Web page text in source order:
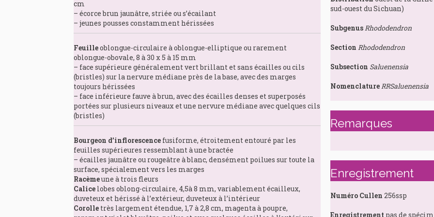
cm
– écorce brun jaunâtre, striée ou s’écailant
– jeunes pousses constamment hérissées
Feuilleoblongue-circulaire à oblongue-elliptique ou rarement
oblongue-obovale, 8 à 30 x 5 à 15 mm
– face supérieure généralement vert brillant et sans écailles ou cils
(bristles) sur la nervure médiane près de la base, avec des marges
toujours hérissées
– face inférieure fauve à brun, avec des écailles denses et superposés
portées sur plusieurs niveaux et une nervure médiane avec quelques cils
(bristles)
Bourgeon d’inflorescence fusiforme, étroitement entouré par les
feuilles supérieures ressemblant à une bractée
– écailles jaunâtre ou rougeâtre à blanc, densément poilues sur toute la
surface, spécialement vers les marges
Racèmeune à trois fleurs
Calice lobes oblong-circulaire, 4,5à 8 mm, variablement écailleux,
duveteux et hérissé à l’extérieur, duveteux à l’intérieur
Corolle très largement étendue, 1,7 à 2,8 cm, magenta à poupre,
sud-ouest du Sichuan)
SubgenusRhododendron
Section Rhododendron
Subsection Saluenensia
NomenclatureRRSaluenensia
Remarques
Enregistrement
Numéro Cullen 256ssp
Enregistrement pas de